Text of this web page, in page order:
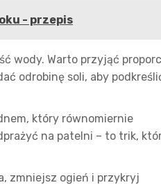
- przepis
wody. Warto przyjąć
odrobinę soli, aby
który równomiernie
na patelni – to trik,
zmniejsz ogień i przykryj